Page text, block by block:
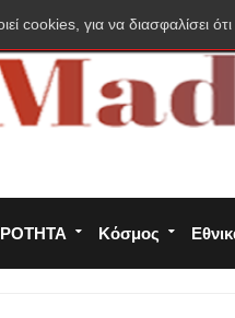
Κόσμος
cookies, για να διασφαλίσει